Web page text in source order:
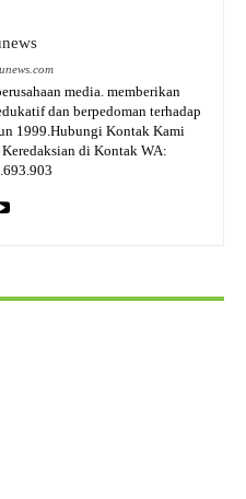
media. memberikan
dan berpedoman terhadap
1999.Hubungi Kontak Kami
di Kontak WA: